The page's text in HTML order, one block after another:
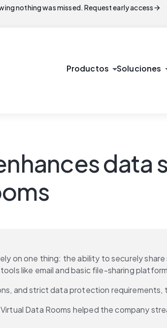
nothing was missed. Request early accessarrow_forward
Productos arrow_drop_downSoluciones
on one thing: the ability to securely
like email and basic file-sharing
and strict data protection
Data Rooms helped the company